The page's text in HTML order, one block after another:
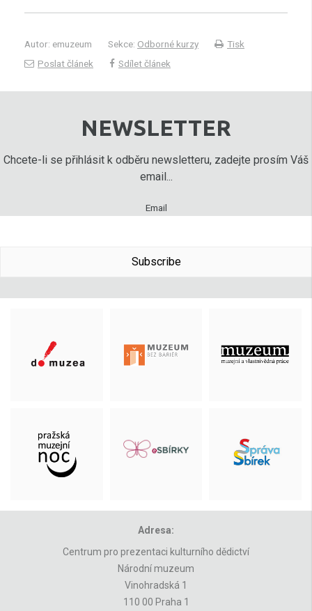
Autor: emuzeum Sekce: Odborné kurzy
Tisk
Poslat článek
Sdílet článek
NEWSLETTER
Chcete-li se přihlásit k odběru newsletteru, zadejte prosím Váš
email...
Email
Subscribe
Adresa:
Centrum pro prezentaci kulturního dědictví
Národní muzeum
Vinohradská 1
110 00 Praha 1